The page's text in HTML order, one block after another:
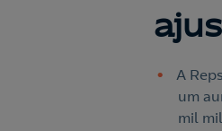
A
um
mil